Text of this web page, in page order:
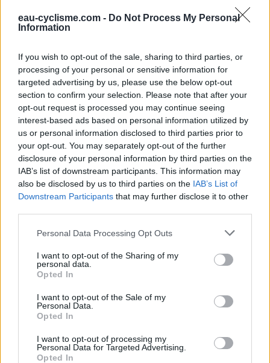
eau-cyclisme.com - Do Not Process My Personal
Information
If you wish to opt-out of the sale, sharing to third parties, or
processing of your personal or sensitive information for
targeted advertising by us, please use the below opt-out
section to confirm your selection. Please note that after your
opt-out request is processed you may continue seeing
interest-based ads based on personal information utilized by
us or personal information disclosed to third parties prior to
your opt-out. You may separately opt-out of the further
disclosure of your personal information by third parties on the
IAB’s list of downstream participants. This information may
also be disclosed by us to third parties on the IAB’s List of
Downstream Participants that may further disclose it to other
Personal Data Processing Opt Outs
I want to opt-out of the Sharing of my
personal data.
Opted In
I want to opt-out of the Sale of my
Personal Data.
Opted In
I want to opt-out of processing my
Personal Data for Targeted Advertising.
Opted In
gravillonnées.
Repères visuels